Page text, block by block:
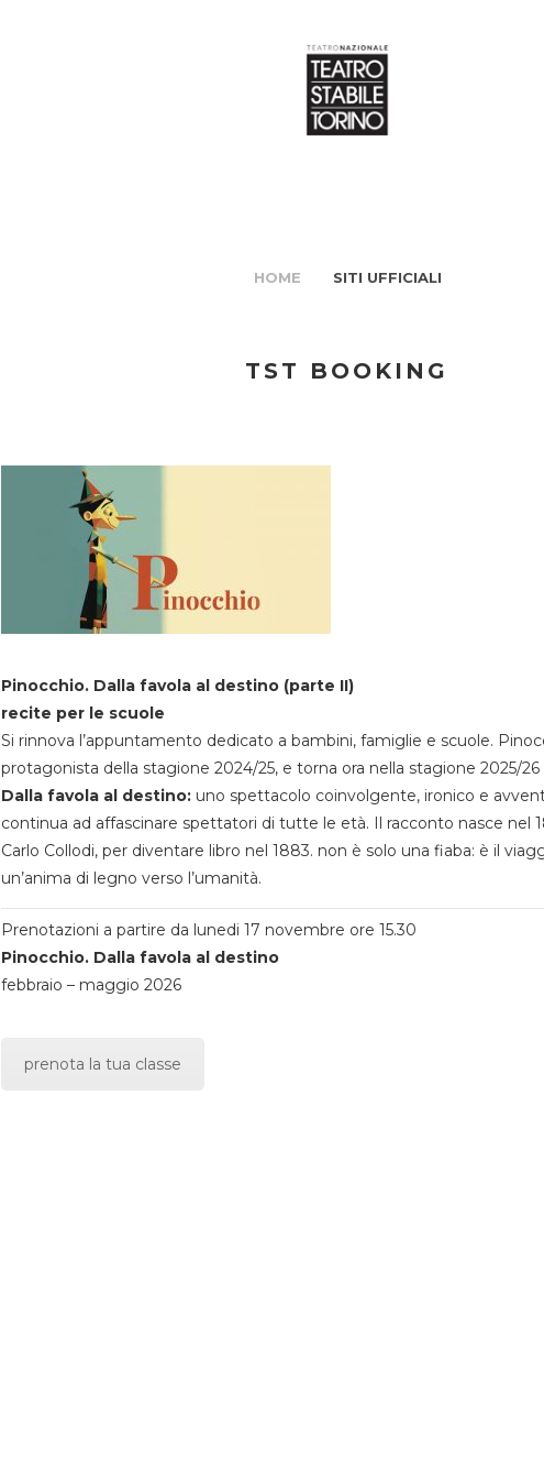
HOME SITI UFFICIALI
TST BOOKING
Pinocchio. Dalla favola al destino (parte II)
recite per le scuole
Si rinnova l’appuntamento dedicato a bambini, famiglie e scuole.
protagonista della stagione 2024/25, e torna ora nella stagione 2025/26
Dalla favola al destino:uno spettacolo coinvolgente, ironico e
continua ad affascinare spettatori di tutte le età. Il racconto nasce nel
Carlo Collodi, per diventare libro nel 1883. non è solo una fiaba: è il
un’anima di legno verso l’umanità.
Prenotazioni a partire da lunedi 17 novembre ore 15.30
Pinocchio. Dalla favola al destino
febbraio – maggio 2026
prenota la tua classe